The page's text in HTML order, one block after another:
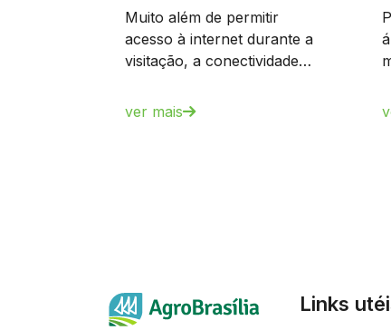
Muito além de permitir
acesso à internet durante a
visitação, a conectividade…
ver mais
Links